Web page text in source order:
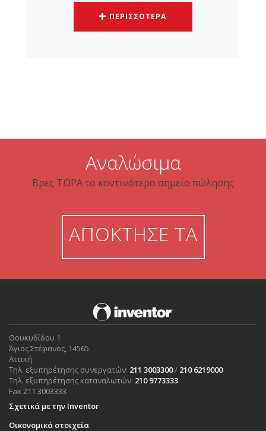
ΠΕΡΙΣΣΟΤΕΡΑ
Αναλώσιμα
Βρες ΤΩΡΑ το κοντινότερο σημείο πώλησης
ΑΠΟΚΤΗΣΕ ΤA
Θουκυδίδου 1
Άγιος Στέφανος, 14565
Αττική
Τηλ. εξυπηρέτησης συνεργατών: 211 3003300/ 210 6219000
Τηλ. εξυπηρέτησης καταναλωτών: 210 9773333
Fax 211 3003333
Σχετικά με την Inventor
Οικονομικά στοιχεία